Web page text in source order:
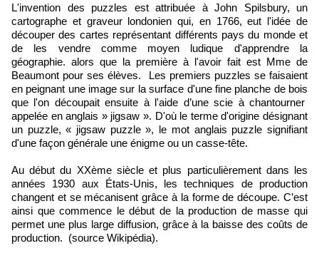
L'invention des puzzles est attribuée à John Spilsbury, un
cartographe et graveur londonien qui, en 1766, eut l'idée de
découper des cartes représentant différents pays du monde et
de les vendre comme moyen ludique d'apprendre la
géographie. alors que la première à l'avoir fait est Mme de
Beaumont pour ses élèves. Les premiers puzzles se faisaient
en peignant une image sur la surface d'une fine planche de bois
que l'on découpait ensuite à l'aide d’une scie à chantourner
appelée en anglais » jigsaw ». D'où le terme d'origine désignant
un puzzle, « jigsaw puzzle », le mot anglais puzzle signifiant
d'une façon générale une énigme ou un casse-tête.
Au début du XXème siècle et plus particulièrement dans les
années 1930 aux États-Unis, les techniques de production
changent et se mécanisent grâce à la forme de découpe. C’est
ainsi que commence le début de la production de masse qui
permet une plus large diffusion, grâce à la baisse des coûts de
production. (source Wikipédia).